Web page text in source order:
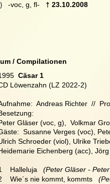
.
   -voc, g, fl-
† 23.10.2008
/ Compilationen
  Cäsar 1
Löwenzahn (LZ 2022-2)
Andreas Richter  //
Gläser (voc, g),  Volkmar
Susanne Verges (voc),
Schroeder (viol), Ulrike
Eichenberg (acc),
Halleluja (Peter Gläser -
Wie´s nie kommt, kommts